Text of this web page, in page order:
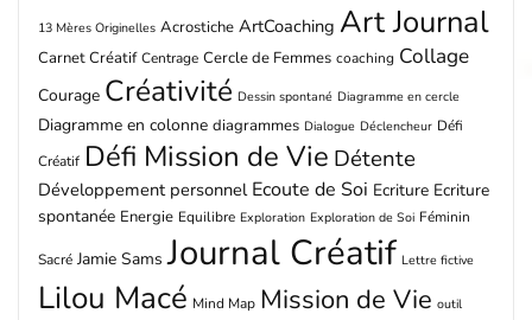
13 Mères Originelles Acrostiche ArtCoaching Art Journal
Carnet Créatif Centrage Cercle de Femmes coaching Collage
Courage Créativité Dessin spontané Diagramme en cercle
Diagramme en colonne diagrammes Dialogue Déclencheur Défi
Créatif Défi Mission de Vie Détente
Développement personnel Ecoute de Soi Ecriture Ecriture
spontanée Energie Equilibre Exploration Exploration de Soi Féminin
Sacré Jamie Sams Journal Créatif Lettre fictive
Lilou Macé Mind Map Mission de Vie outil